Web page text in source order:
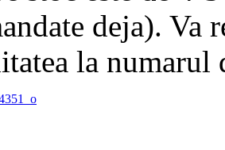
deja). Va
la numarul